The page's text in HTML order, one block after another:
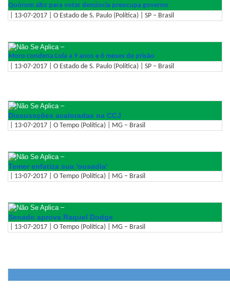
Quórum alto para votar denúncia preocupa governo
| 13-07-2017 | O Estado de S. Paulo (Política) | SP – Brasil
–
Moro condena Lula a 9 anos e 6 meses de prisão
| 13-07-2017 | O Estado de S. Paulo (Política) | SP – Brasil
–
Discussções acaloradas na CCJ
| 13-07-2017 | O Tempo (Política) | MG – Brasil
–
Temer enfatiza sua 'ousadia'
| 13-07-2017 | O Tempo (Política) | MG – Brasil
–
Senado aprova Raquel Dodge
| 13-07-2017 | O Tempo (Política) | MG – Brasil